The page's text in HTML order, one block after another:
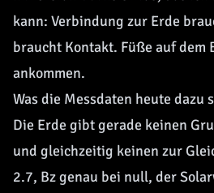
kann: Verbindung zur Erde
braucht Kontakt. Füße auf dem
ankommen.
Was die Messdaten heute dazu
Die Erde gibt gerade keinen
und gleichzeitig keinen zur
2.7, Bz genau bei null, der